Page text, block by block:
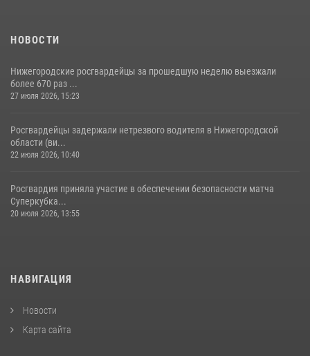
НОВОСТИ
Нижегородские росгвардейцы за прошедшую неделю выезжали
более 670 раз ...
27 июля 2026, 15:23
Росгвардейцы задержали нетрезвого водителя в Нижегородской
области (ви...
22 июля 2026, 10:40
Росгвардия приняла участие в обеспечении безопасности матча
Суперкубка...
20 июля 2026, 13:55
НАВИГАЦИЯ
Новости
Карта сайта